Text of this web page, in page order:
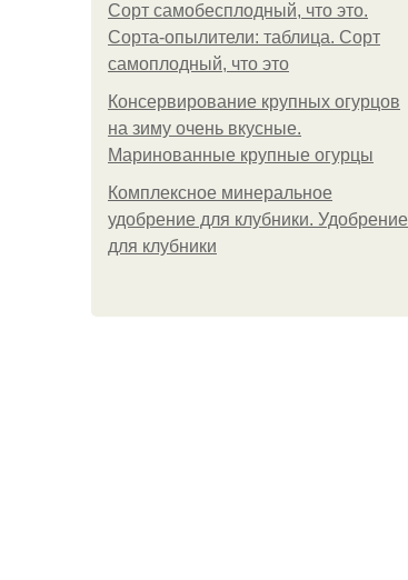
Сорт самобесплодный, что это.
Сорта-опылители: таблица. Сорт
самоплодный, что это
Консервирование крупных огурцов
на зиму очень вкусные.
Маринованные крупные огурцы
Комплексное минеральное
удобрение для клубники. Удобрение
для клубники